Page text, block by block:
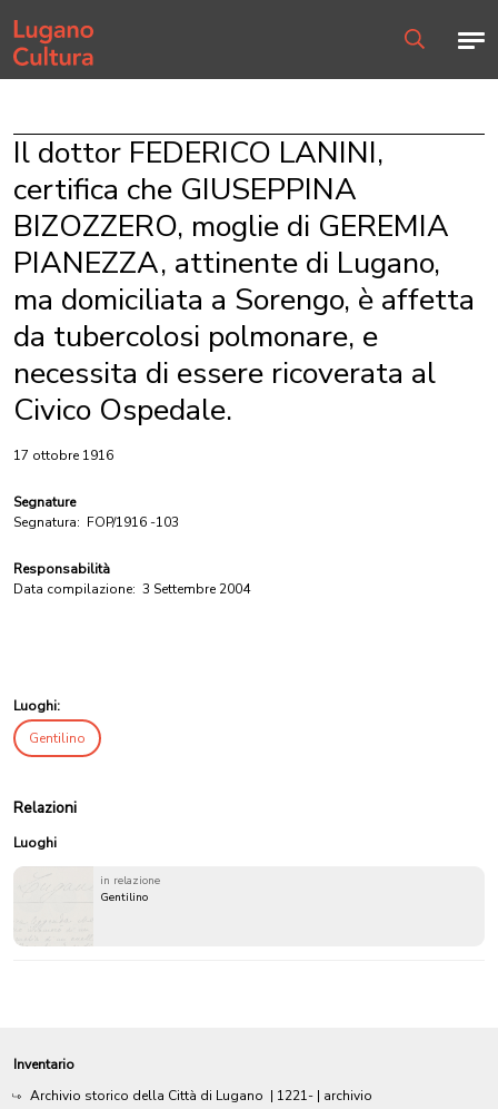
Home page
Il dottor FEDERICO LANINI,
certifica che GIUSEPPINA
BIZOZZERO, moglie di GEREMIA
PIANEZZA, attinente di Lugano,
ma domiciliata a Sorengo, è affetta
da tubercolosi polmonare, e
necessita di essere ricoverata al
Civico Ospedale.
17 ottobre 1916
Segnature
Segnatura: FOP/1916 -103
Responsabilità
Data compilazione: 3 Settembre 2004
Luoghi:
Gentilino
Relazioni
Luoghi
in relazione
Gentilino
Inventario
Archivio storico della Città di Lugano | 1221- | archivio